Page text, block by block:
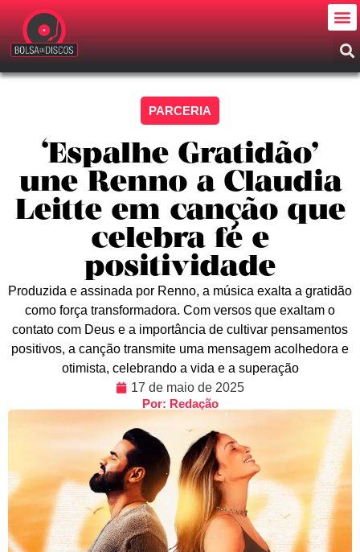
PARCERIA
‘Espalhe Gratidão’
une Renno a Claudia
Leitte em canção que
celebra fé e
positividade
Produzida e assinada por Renno, a música exalta a gratidão
como força transformadora. Com versos que exaltam o
contato com Deus e a importância de cultivar pensamentos
positivos, a canção transmite uma mensagem acolhedora e
otimista, celebrando a vida e a superação
17 de maio de 2025
Por: Redação